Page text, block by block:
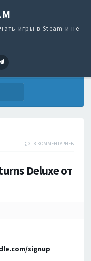
игры в Steam и не
8 КОММЕНТАРИЕВ
Deluxe от
signup